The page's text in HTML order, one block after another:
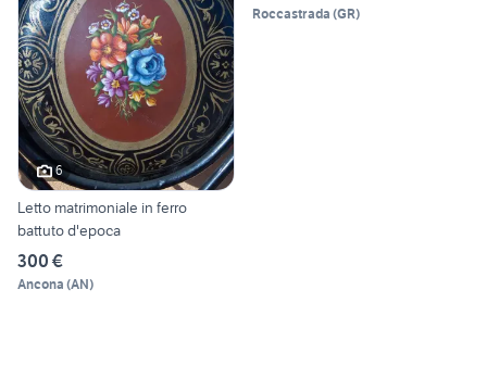
6
Letto matrimoniale in ferro
battuto d'epoca
300 €
Ancona (AN)
Roccastrada (GR)